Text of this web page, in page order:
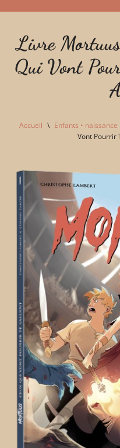
au
contenu
Livre
Qui Vont
Accueil \ Enfants • naissance
Vont Pourrir